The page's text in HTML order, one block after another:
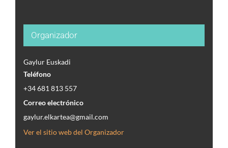
Organizador
Gaylur Euskadi
Teléfono
+34 681 813 557
Correo electrónico
gaylur.elkartea@gmail.com
Ver el sitio web del Organizador
BUZÓN DE
SUGERENCIAS